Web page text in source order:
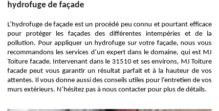
hydrofuge de façade
L’hydrofuge de façade est un procédé peu connu et pourtant efficace
pour protéger les façades des différentes intempéries et de la
pollution. Pour appliquer un hydrofuge sur votre façade, nous vous
recommandons les services d’un expert dans le domaine, qui est MJ
Toiture facade. Intervenant dans le 31510 et ses environs, MJ Toiture
facade peut vous garantir un résultat parfait et à la hauteur de vos
attentes. Il vous donne aussi des conseils utiles pour l’entretien de vos
murs extérieurs. N’hésitez pas à nous contacter pour plus de détails.